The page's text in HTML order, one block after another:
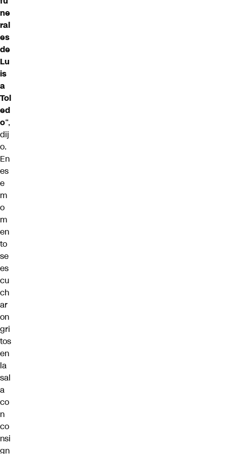
ne
ral
es
de
Lu
is
a
Tol
ed
o“,
dij
o.
En
es
e
m
o
m
en
to
se
es
cu
ch
ar
on
gri
tos
en
la
sal
a
co
n
co
nsi
gn